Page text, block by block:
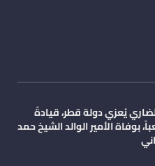
يُعزي دولة قطر، قيادةً
بوفاة الأمير الوالد الشيخ حمد